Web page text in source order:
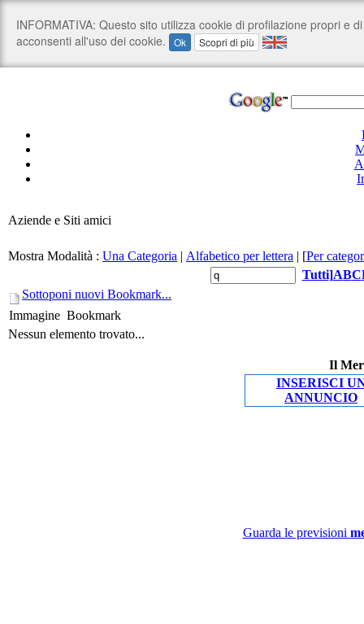
Aziende e Siti amici
Mostra Modalità : Una Categoria | Alfabetico per lettera | [Per
Tutti]ABC
Sottoponi nuovi Bookmark...
Immagine Bookmark
Nessun elemento trovato...
Il
INSERISCI
ANNUNCIO
Guarda le previsioni